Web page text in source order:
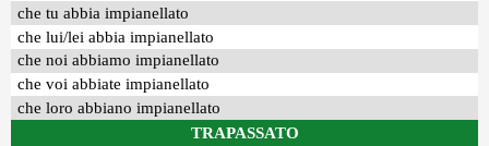
che tu abbia impianellato
che lui/lei abbia impianellato
che noi abbiamo impianellato
che voi abbiate impianellato
che loro abbiano impianellato
TRAPASSATO